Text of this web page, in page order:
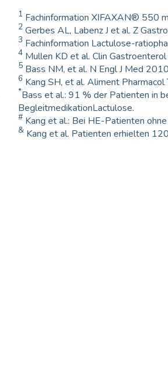
1 Fachinformation XIFAXAN® 550
2 Gerbes AL, Labenz J et al. Z
3 Fachinformation Lactulose-
4 Mullen KD et al. Clin
5 Bass NM, et al. N Engl J Med
6 Kang SH, et al. Aliment
*Bass et al.: 91 % der Patienten in
BegleitmedikationLactulose.
# Kang et al.: Bei HE-Patienten
& Kang et al. Patienten erhielten